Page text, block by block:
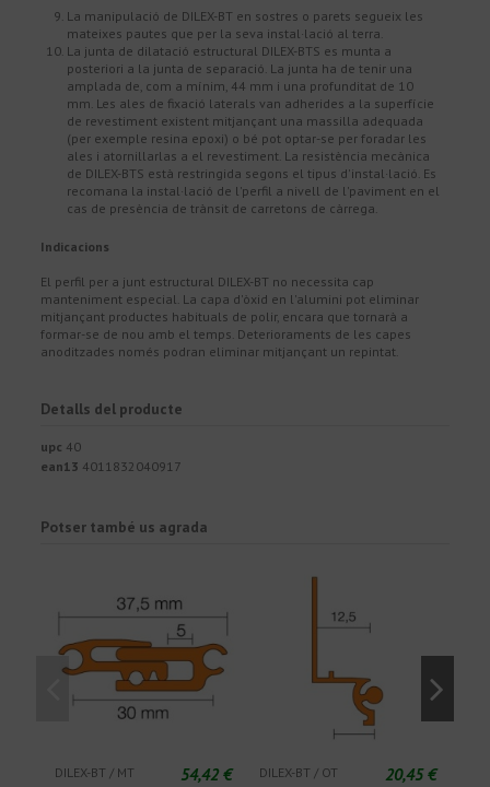
La manipulació de DILEX-BT en sostres o parets segueix les
mateixes pautes que per la seva instal·lació al terra.
La junta de dilatació estructural DILEX-BTS es munta a
posteriori a la junta de separació. La junta ha de tenir una
amplada de, com a mínim, 44 mm i una profunditat de 10
mm. Les ales de fixació laterals van adherides a la superfície
de revestiment existent mitjançant una massilla adequada
(per exemple resina epoxi) o bé pot optar-se per foradar les
ales i atornillarlas a el revestiment. La resistència mecànica
de DILEX-BTS està restringida segons el tipus d'instal·lació. Es
recomana la instal·lació de l'perfil a nivell de l'paviment en el
cas de presència de trànsit de carretons de càrrega.
Indicacions
El perfil per a junt estructural DILEX-BT no necessita cap
manteniment especial. La capa d'òxid en l'alumini pot eliminar
mitjançant productes habituals de polir, encara que tornarà a
formar-se de nou amb el temps. Deterioraments de les capes
anoditzades només podran eliminar mitjançant un repintat.
Detalls del producte
upc 40
ean13 4011832040917
Potser també us agrada
DILEX-BT / MT 54,42 € DILEX-BT / OT 20,45 €